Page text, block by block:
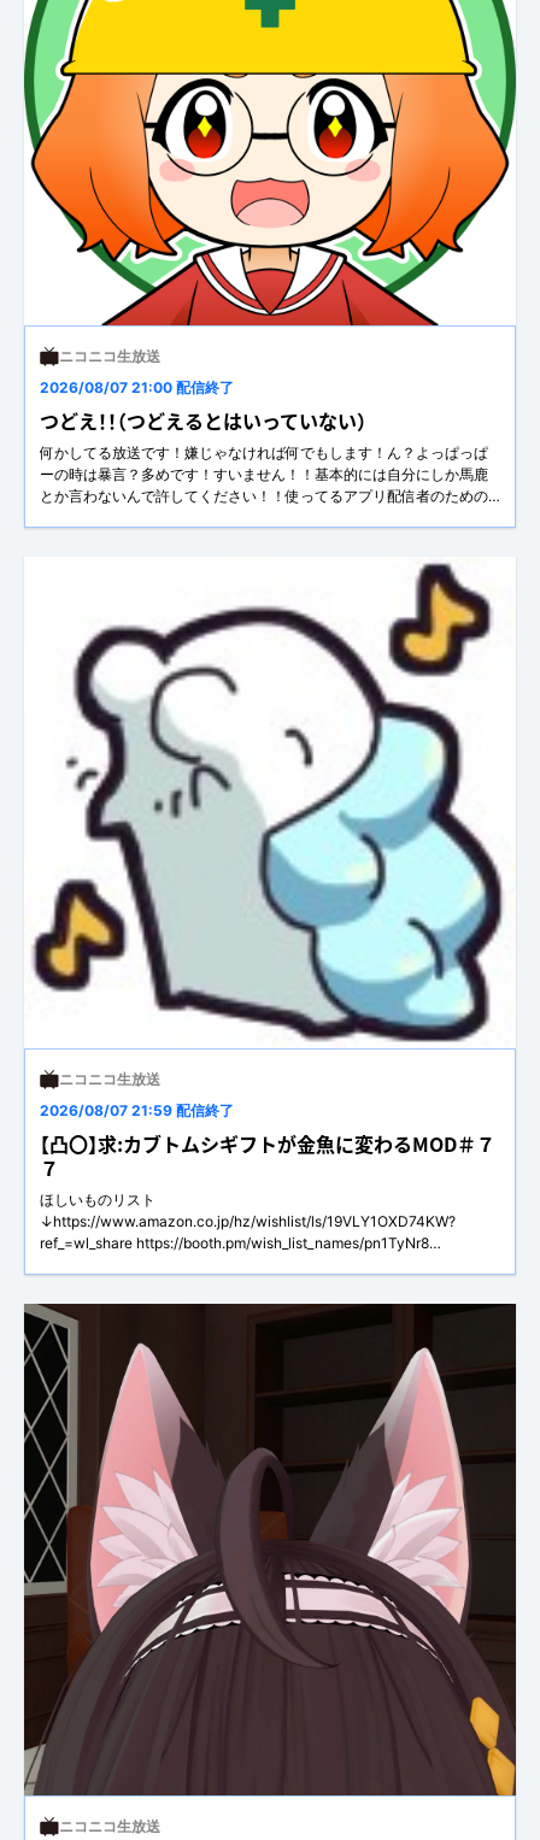
ニコニコ生放送
2026/08/07 21:00 配信終了
つどえ！！（つどえるとはいっていない）
何かしてる放送です！嫌じゃなければ何でもします！ん？よっぱっぱ
ーの時は暴言？多めです！すいません！！基本的には自分にしか馬鹿
とか言わないんで許してください！！使ってるアプリ配信者のための
ニコニコ生放送
2026/08/07 21:59 配信終了
【凸〇】求:カブトムシギフトが金魚に変わるMOD＃７
７
ほしいものリスト
↓https://www.amazon.co.jp/hz/wishlist/ls/19VLY1OXD74KW?
ref_=wl_share https://booth.pm/wish_list_names/pn1TyNr8
ニコニコ生放送